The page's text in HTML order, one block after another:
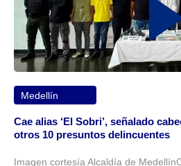
Medellín
Cae alias ‘El Sobri’, señalado
otros 10 presuntos delincuentes
Imagen cortesía Alcaldía de